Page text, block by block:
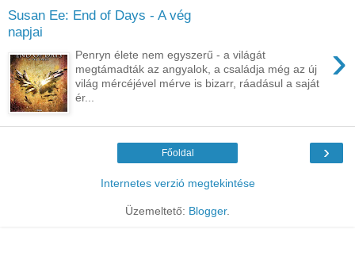
Susan Ee: End of Days - A vég
napjai
›
Penryn élete nem egyszerű - a világát
megtámadták az angyalok, a családja még az új
világ mércéjével mérve is bizarr, ráadásul a saját
ér...
›
Főoldal
Internetes verzió megtekintése
Üzemeltető: Blogger.